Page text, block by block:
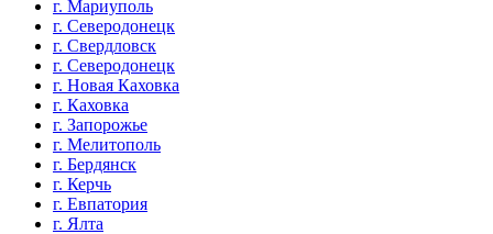
г. Мариуполь
г. Северодонецк
г. Свердловск
г. Северодонецк
г. Новая Каховка
г. Каховка
г. Запорожье
г. Мелитополь
г. Бердянск
г. Керчь
г. Евпатория
г. Ялта